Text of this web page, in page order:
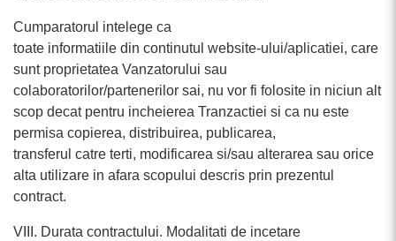
Cumparatorul intelege ca
toate informatiile din continutul website-ului/aplicatiei, care
sunt proprietatea Vanzatorului sau
colaboratorilor/partenerilor sai, nu vor fi folosite in niciun alt
scop decat pentru incheierea Tranzactiei si ca nu este
permisa copierea, distribuirea, publicarea,
transferul catre terti, modificarea si/sau alterarea sau orice
alta utilizare in afara scopului descris prin prezentul
contract.
VIII. Durata contractului. Modalitati de incetare